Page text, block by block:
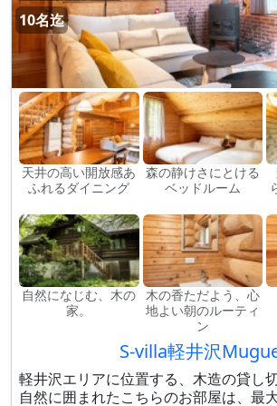
10名迄
天井の高い開放感あ
ふれるダイニング
森の静けさにとける
ベッドルーム
自然になじむ、木の
家。
木の香ただよう、心
地よい朝のルーティ
ン
S-villa軽井沢
軽井沢エリアに位置する、木造の貸し切
自然に囲まれたこちらのお部屋は、最